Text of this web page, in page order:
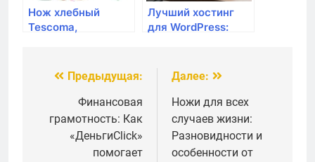
Нож хлебный
Tescoma,
Лучший хостинг
для WordPress:
Навигация
записям
Предыдущая:
Финансовая
грамотность: Как
«ДеньгиClick»
помогает
Далее:
Ножи для всех
случаев жизни:
Разновидности и
особенности от